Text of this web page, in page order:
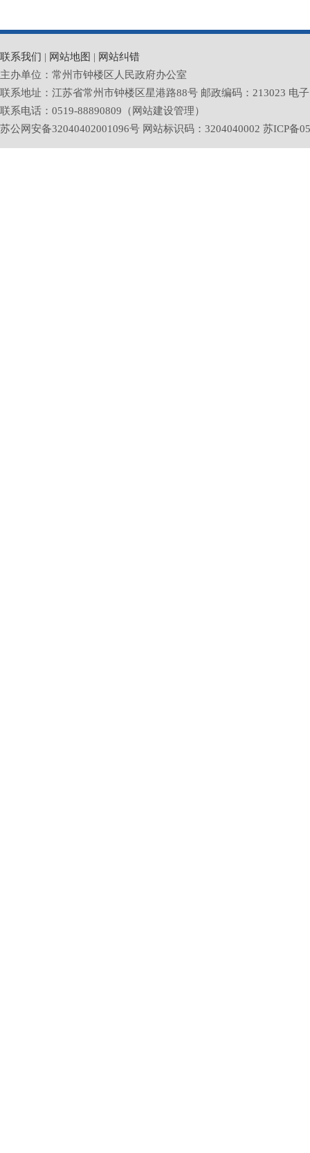
联系我们 | 网站地图 | 网站纠错
主办单位：常州市钟楼区人民政府办公室
联系地址：江苏省常州市钟楼区星港路88号 邮政编码：213023 电
联系电话：0519-88890809（网站建设管理）
苏公网安备32040402001096号 网站标识码：3204040002 苏ICP备